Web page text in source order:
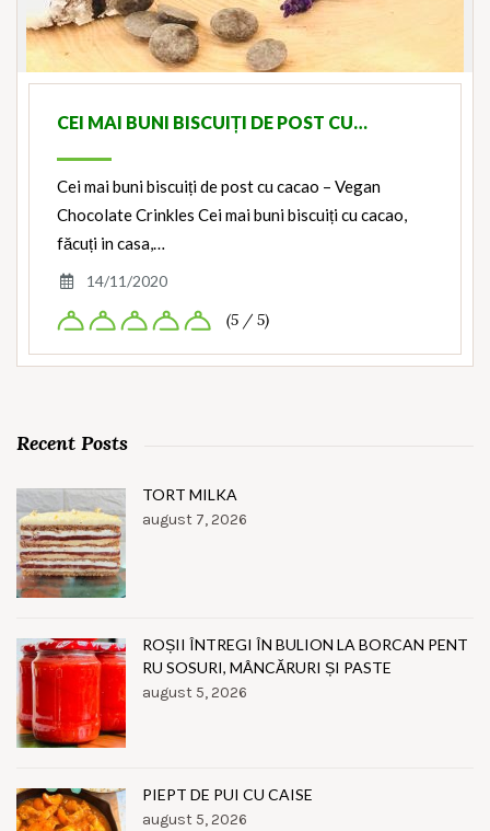
CEI MAI BUNI BISCUIȚI DE POST CU…
Cei mai buni biscuiți de post cu cacao – Vegan
Chocolate Crinkles Cei mai buni biscuiți cu cacao,
făcuți in casa,…
14/11/2020
(5 / 5)
Recent Posts
TORT MILKA
august 7, 2026
ROȘII ÎNTREGI ÎN BULION LA BORCAN PENT
RU SOSURI, MÂNCĂRURI ȘI PASTE
august 5, 2026
PIEPT DE PUI CU CAISE
august 5, 2026